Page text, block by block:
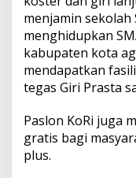
menjamin sekolah
menghidupkan
kabupaten kota
mendapatkan
tegas Giri Prasta
Paslon KoRi juga
gratis bagi
plus.